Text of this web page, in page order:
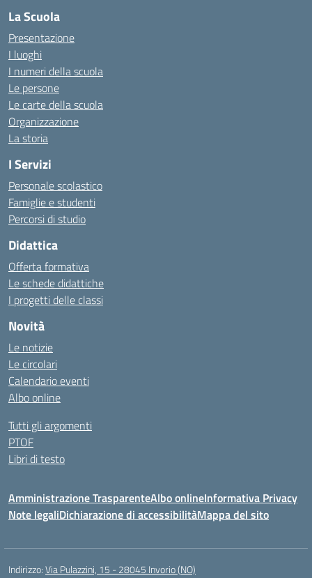
La Scuola
Presentazione
I luoghi
I numeri della scuola
Le persone
Le carte della scuola
Organizzazione
La storia
I Servizi
Personale scolastico
Famiglie e studenti
Percorsi di studio
Didattica
Offerta formativa
Le schede didattiche
I progetti delle classi
Novità
Le notizie
Le circolari
Calendario eventi
Albo online
Tutti gli argomenti
PTOF
Libri di testo
Amministrazione TrasparenteAlbo onlineInformativa Privacy
Note legaliDichiarazione di accessibilitàMappa del sito
Indirizzo:Via Pulazzini, 15 - 28045 Invorio (NO)